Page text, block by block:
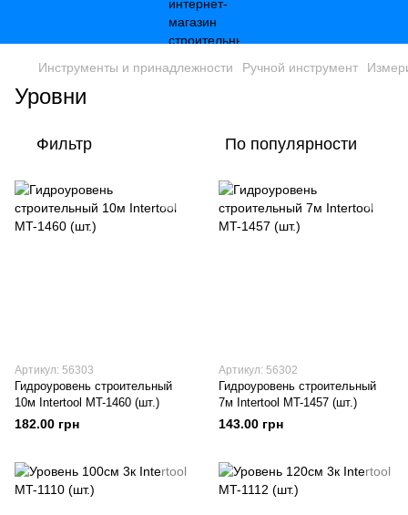
Инструменты и принадлежности Ручной инструмент
Уровни
Фильтр По популярности
Артикул: 56303
Гидроуровень строительный
10м Intertool MT-1460 (шт.)
182.00 грн
Артикул: 56302
Гидроуровень строительный
7м Intertool MT-1457 (шт.)
143.00 грн